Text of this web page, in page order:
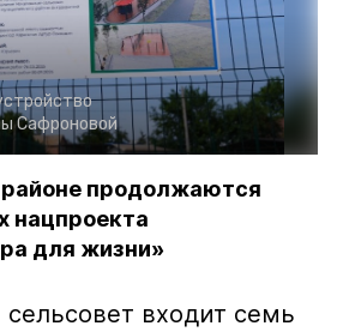
Сафроновой
продолжаются
нацпроекта
для жизни»
входит семь